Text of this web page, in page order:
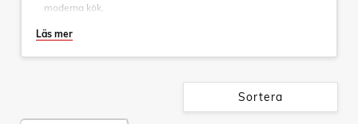
moderna kök.
Läs mer
Sortera